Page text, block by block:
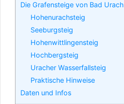
Die Grafensteige von Bad Urach
Hohenurachsteig
Seeburgsteig
Hohenwittlingensteig
Hochbergsteig
Uracher Wasserfallsteig
Praktische Hinweise
Daten und Infos